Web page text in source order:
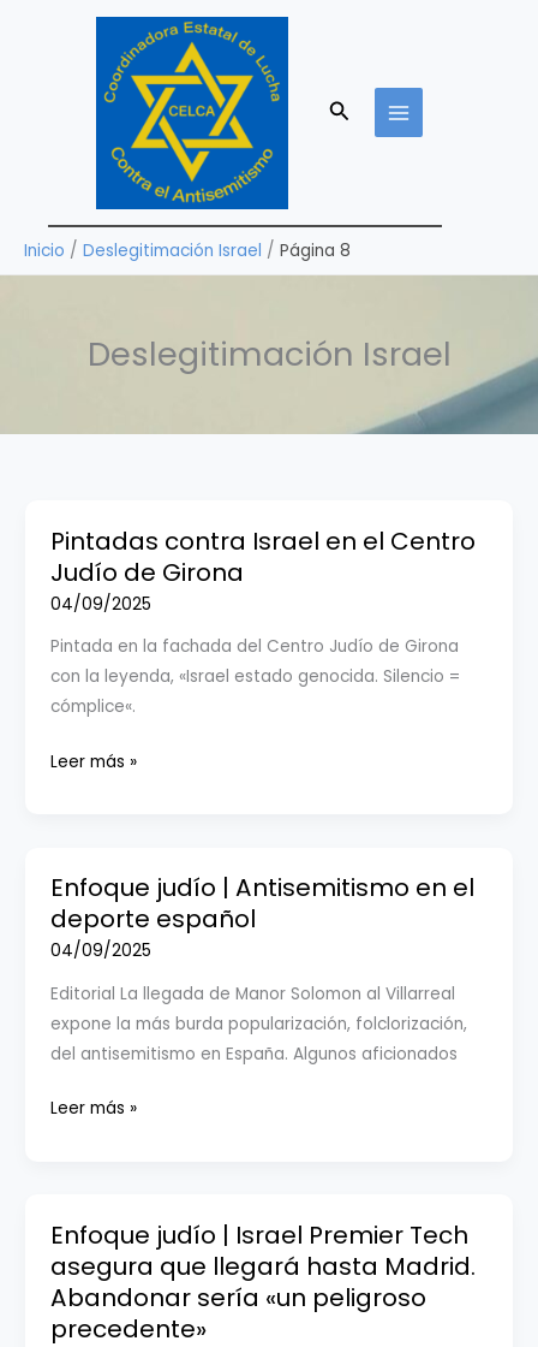
Buscar
Inicio Deslegitimación Israel Página 8
Deslegitimación Israel
Pintadas contra Israel en el Centro
Judío de Girona
04/09/2025
Pintada en la fachada del Centro Judío de Girona
con la leyenda, «Israel estado genocida. Silencio =
cómplice«.
Pintadas
el
Centro
Judío
Girona
Leer más »
Enfoque judío | Antisemitismo en el
deporte español
04/09/2025
Editorial La llegada de Manor Solomon al Villarreal
expone la más burda popularización, folclorización,
del antisemitismo en España. Algunos aficionados
Enfoque
en
el
deporte
Leer más »
Enfoque judío | Israel Premier Tech
asegura que llegará hasta Madrid.
Abandonar sería «un peligroso
precedente»